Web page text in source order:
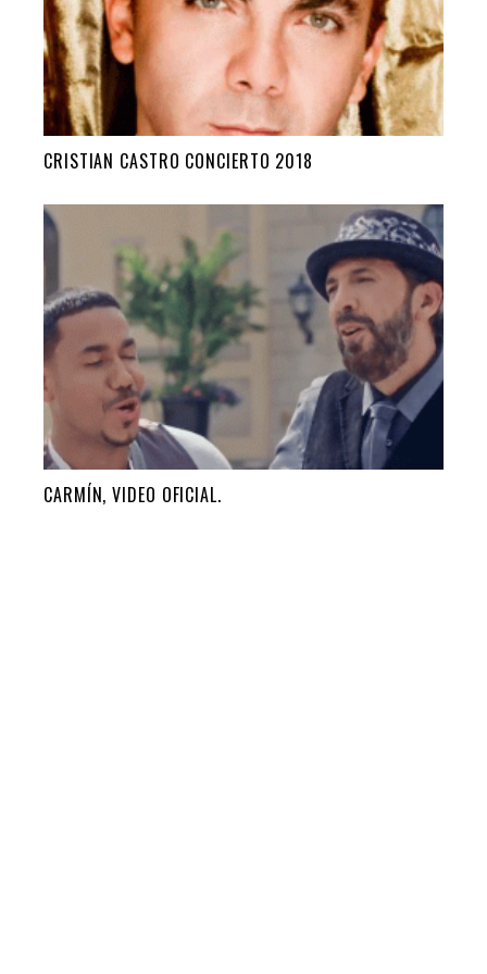
CRISTIAN CASTRO CONCIERTO 2018
CARMÍN, VIDEO OFICIAL.